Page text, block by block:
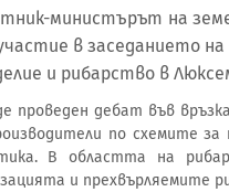
министърът на
в заседанието
и рибарство в
проведен дебат във
по схемите
В областта на
и прехвърляемите